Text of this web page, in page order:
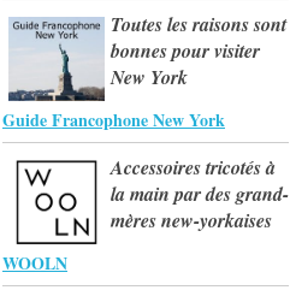
Toutes les raisons sont
bonnes pour visiter
New York
Guide Francophone New York
Accessoires tricotés à
la main par des grand-
mères new-yorkaises
WOOLN